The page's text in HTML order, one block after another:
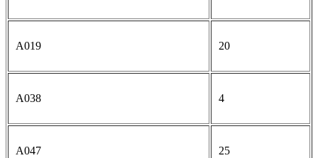
A019 20
A038 4
A047 25